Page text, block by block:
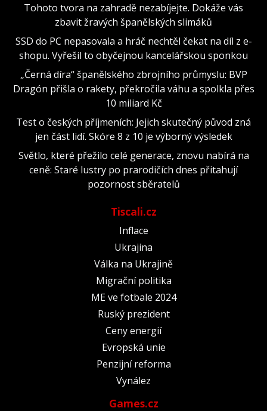
Tohoto tvora na zahradě nezabíjejte. Dokáže vás
zbavit žravých španělských slimáků
SSD do PC nepasovala a hráč nechtěl čekat na díl z e-
shopu. Vyřešil to obyčejnou kancelářskou sponkou
„Černá díra“ španělského zbrojního průmyslu: BVP
Dragón přišla o rakety, překročila váhu a spolkla přes
10 miliard Kč
Test o českých příjmeních: Jejich skutečný původ zná
jen část lidí. Skóre 8 z 10 je výborný výsledek
Světlo, které přežilo celé generace, znovu nabírá na
ceně: Staré lustry po prarodičích dnes přitahují
pozornost sběratelů
Tiscali.cz
Inflace
Ukrajina
Válka na Ukrajině
Migrační politika
ME ve fotbale 2024
Ruský prezident
Ceny energií
Evropská unie
Penzijní reforma
Vynález
Games.cz